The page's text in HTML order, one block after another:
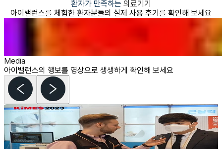
환자가 만족하는 의료기기
아이밸런스를 체험한 환자분들의 실제 사용 후기를 확인해 보세요
금일부로 20회 FCST+족부 치료를 완료했습니다. 초기 대비 척추,
Media
아이밸런스의 행보를 영상으로 생생하게 확인해 보세요